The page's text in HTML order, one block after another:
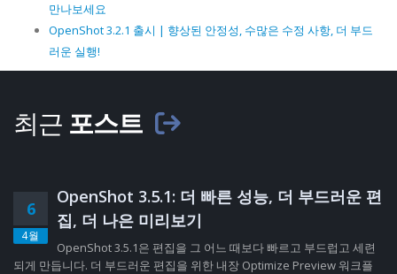
만나보세요
OpenShot 3.2.1 출시 | 향상된 안정성, 수많은 수정 사항, 더 부드
러운 실행!
최근 포스트
6
4월
OpenShot 3.5.1: 더 빠른 성능, 더 부드러운 편
집, 더 나은 미리보기
OpenShot 3.5.1은 편집을 그 어느 때보다 빠르고 부드럽고 세련
되게 만듭니다. 더 부드러운 편집을 위한 내장 Optimize Preview 워크플